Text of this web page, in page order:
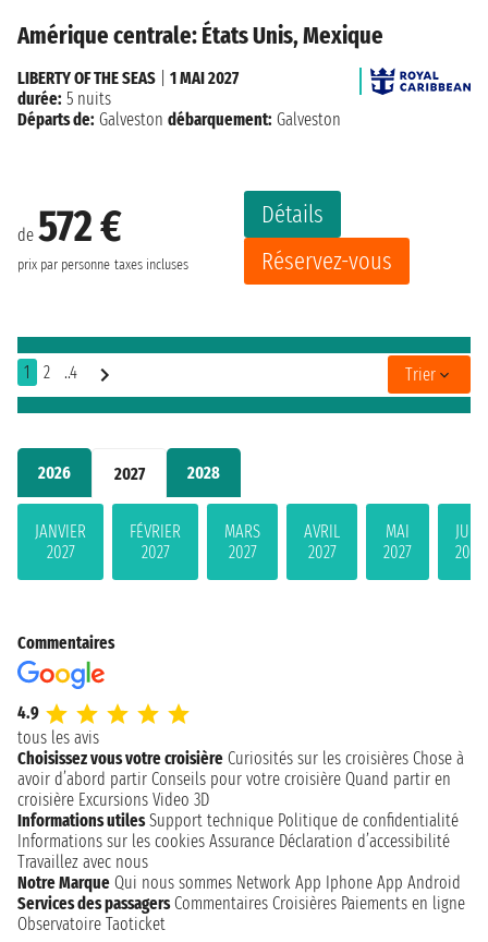
2026 2027 2028
JANVIER
2027
FÉVRIER
2027
MARS
2027
AVRIL
2027
MAI
2027
JUIN
2027
Amérique centrale: États Unis, Mexique
de 572 €
prix par personne taxes incluses
Détails
Réservez-vous
LIBERTY OF THE SEAS
1 MAI 2027
durée: 5 nuits
Départs de: Galveston débarquement: Galveston
1 2 ..4 Trier
Commentaires
4.9
tous les avis
Choisissez vous votre croisière Curiosités sur les croisières Chose à
avoir d’abord partir Conseils pour votre croisière Quand partir en
croisière Excursions Video 3D
Informations utiles Support technique Politique de confidentialité
Informations sur les cookies Assurance Déclaration d’accessibilité
Travaillez avec nous
Notre Marque Qui nous sommes Network App Iphone App Android
Services des passagers Commentaires Croisières Paiements en ligne
Observatoire Taoticket